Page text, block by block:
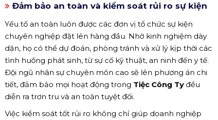
Đảm bảo an toàn và kiểm soát rủi ro sự kiện
Yếu tố an toàn luôn được các đơn vị tổ chức sự kiện
chuyên nghiệp đặt lên hàng đầu. Nhờ kinh nghiệm dày
dặn, họ có thể dự đoán, phòng tránh và xử lý kịp thời các
tình huống phát sinh, từ sự cố kỹ thuật, an ninh đến y tế.
Đội ngũ nhân sự chuyên môn cao sẽ lên phương án chi
tiết, đảm bảo mọi hoạt động trong Tiệc Công Ty đều
diễn ra trơn tru và an toàn tuyệt đối.
Việc kiểm soát tốt rủi ro không chỉ giúp doanh nghiệp